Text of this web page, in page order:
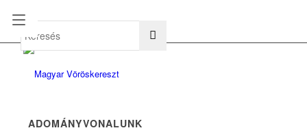
ADOMÁNYVONALUNK